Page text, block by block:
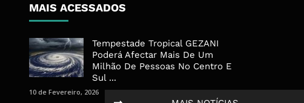
MAIS ACESSADOS
Tempestade Tropical GEZANI
Poderá Afectar Mais De Um
Milhão De Pessoas No Centro E
Sul ...
10 de Fevereiro, 2026